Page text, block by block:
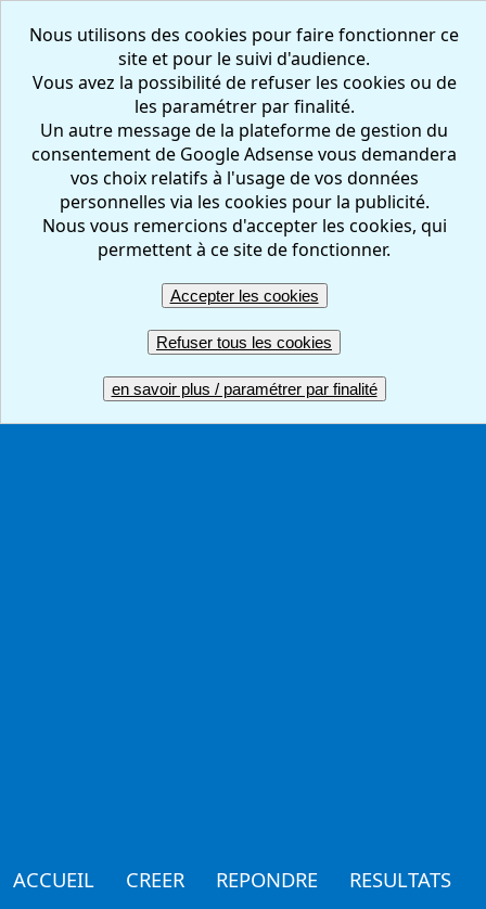
Nous utilisons des cookies pour faire fonctionner ce
site et pour le suivi d'audience.
Vous avez la possibilité de refuser les cookies ou de
les paramétrer par finalité.
Un autre message de la plateforme de gestion du
consentement de Google Adsense vous demandera
vos choix relatifs à l'usage de vos données
personnelles via les cookies pour la publicité.
Nous vous remercions d'accepter les cookies, qui
permettent à ce site de fonctionner.
Accepter les cookies
Refuser tous les cookies
en savoir plus / paramétrer par finalité
ACCUEIL CREER REPONDRE
RESULTATS